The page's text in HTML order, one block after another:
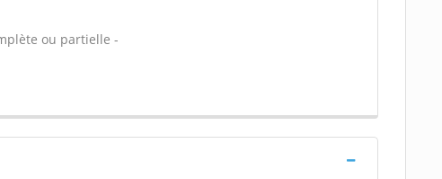
ou partielle -